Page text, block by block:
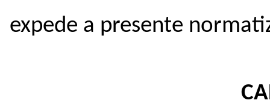
expede a presente
CA